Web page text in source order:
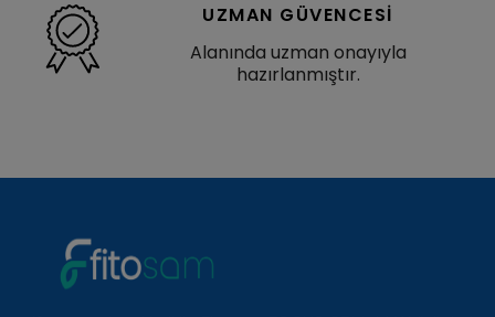
UZMAN GÜVENCESI
Alanında uzman onayıyla
hazırlanmıştır.